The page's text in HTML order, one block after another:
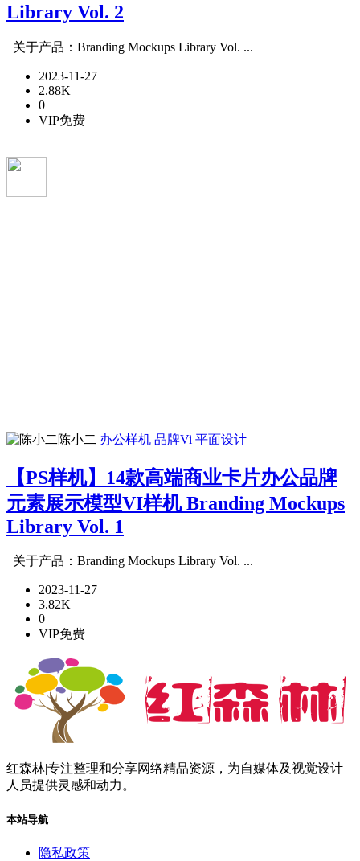
Library Vol. 2
关于产品：Branding Mockups Library Vol. ...
2023-11-27
2.88K
0
VIP免费
陈小二 办公样机 品牌Vi 平面设计
【PS样机】14款高端商业卡片办公品牌
元素展示模型VI样机 Branding Mockups
Library Vol. 1
关于产品：Branding Mockups Library Vol. ...
2023-11-27
3.82K
0
VIP免费
红森林|专注整理和分享网络精品资源，为自媒体及视觉设计
人员提供灵感和动力。
本站导航
隐私政策